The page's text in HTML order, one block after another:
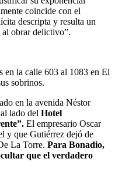
coincide con el
descripta y resulta un
al obrar delictivo”.
en la calle 603 al 1083 en El
sobrinos.
en la avenida Néstor
lado del Hotel
El empresario Oscar
y que Gutiérrez dejó de
La Torre. Para Bonadio,
que el verdadero